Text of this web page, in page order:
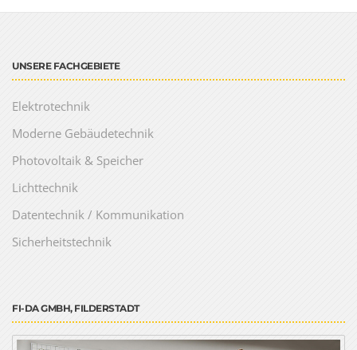
UNSERE FACHGEBIETE
Elektrotechnik
Moderne Gebäudetechnik
Photovoltaik & Speicher
Lichttechnik
Datentechnik / Kommunikation
Sicherheitstechnik
FI-DA GMBH, FILDERSTADT